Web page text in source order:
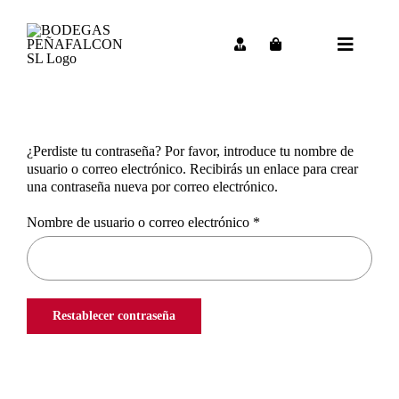
contenido
Toggle
¿Perdiste tu contraseña? Por favor, introduce tu nombre de
usuario o correo electrónico. Recibirás un enlace para crear
una contraseña nueva por correo electrónico.
Nombre de usuario o correo electrónico *
Restablecer contraseña